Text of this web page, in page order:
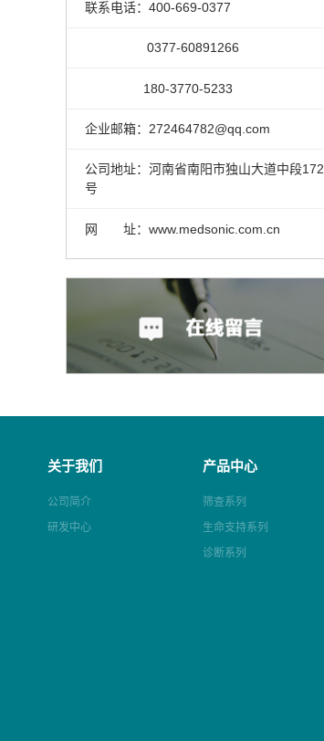
联系电话：400-669-0377
0377-60891266
180-3770-5233
企业邮箱：272464782@qq.com
公司地址：河南省南阳市独山大道中段172
号
网 址：www.medsonic.com.cn
关于我们
公司简介
研发中心
产品中心
筛查系列
生命支持系列
诊断系列